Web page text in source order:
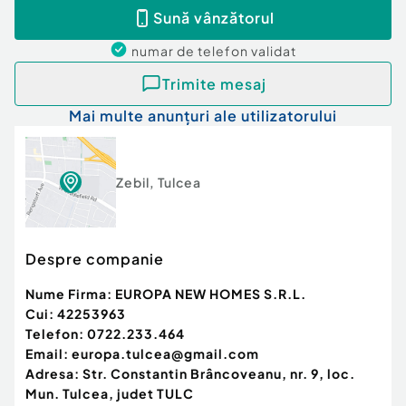
de buget pentru viitorul proprietar.
Utilitati: Retelele de apa, curent electric si
canalizare sunt disponibile exact la limita
proprietatii, facilitand o racordare rapida si
costuri minime de bransare.
Facilitati si Logistica
Depozitare: Spatiul interior de 50 mp poate fi
utilizat imediat ca zona de depozitare securizata
Acces imobil: Acces auto facil direct de la drumul
principal pana la limita proprietatii, pretabil
pentru autoturisme si utilaje de constructii.
Parcare: Suprafata ampla a terenului permite
amenajarea unei parcari private generoase sau a
mai multor cai de acces.
Sună vânzătorul
numar de telefon validat
Trimite mesaj
Mai multe anunțuri ale utilizatorului
Zebil, Tulcea
Despre companie
Nume Firma: EUROPA NEW HOMES S.R.L.
Cui: 42253963
Telefon: 0722.233.464
Email: europa.tulcea@gmail.com
Adresa: Str. Constantin Brâncoveanu, nr. 9, loc.
Mun. Tulcea, judet TULC